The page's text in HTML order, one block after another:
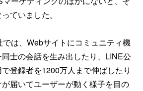
ていました。
は、Webサイトにコミュニティ機
士の会話を生み出したり、LINE公
登録者を1200万人まで伸ばしたり
届いてユーザーが動く様子を目の